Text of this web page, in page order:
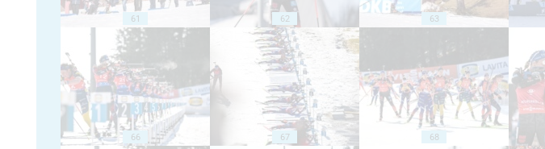
61 62 63
66 67 68